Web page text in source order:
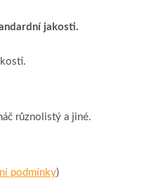
jakosti.
různolistý a jiné.
podmínky)